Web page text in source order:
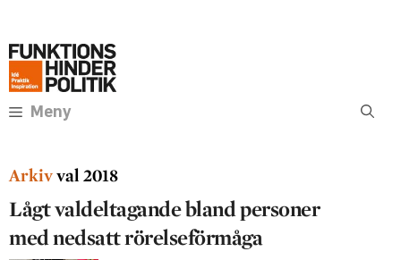
innehåll
Meny
val 2018
Lågt valdeltagande bland personer
med nedsatt rörelseförmåga